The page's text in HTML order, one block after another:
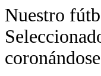
Nuestro